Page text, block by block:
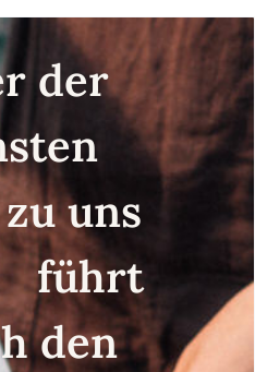
der
uns
führt
den